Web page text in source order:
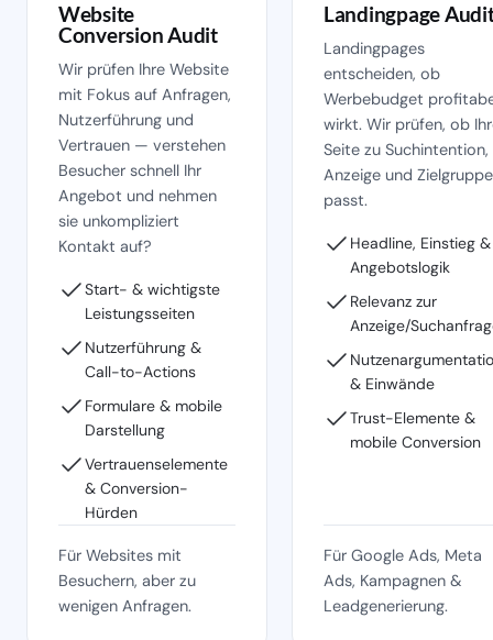
Website
Conversion Audit
Wir prüfen Ihre Website
mit Fokus auf Anfragen,
Nutzerführung und
Vertrauen — verstehen
Besucher schnell Ihr
Angebot und nehmen
sie unkompliziert
Kontakt auf?
Start- & wichtigste
Leistungsseiten
Nutzerführung &
Call-to-Actions
Formulare & mobile
Darstellung
Vertrauenselemente
& Conversion-
Hürden
Für Websites mit
Besuchern, aber zu
wenigen Anfragen.
Landingpage
Landingpages
entscheiden, ob
Werbebudget
wirkt. Wir prüfen, ob
Seite zu Suchintention,
Anzeige und Zielgruppe
passt.
Headline, Einstieg &
Angebotslogik
Relevanz zur
Anzeige/
& Einwände
Trust-Elemente &
mobile Conversion
Für Google Ads, Meta
Ads, Kampagnen &
Leadgenerierung.